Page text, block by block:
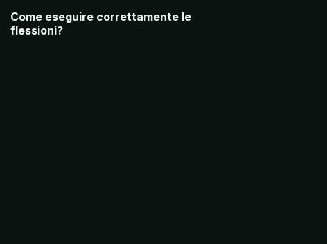
Come eseguire correttamente le
flessioni?